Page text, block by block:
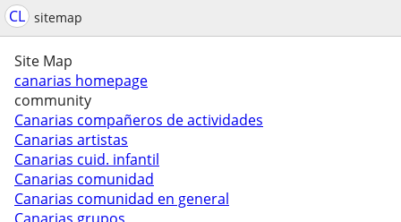
CL sitemap
Site Map
canarias homepage
community
Canarias compañeros de actividades
Canarias artistas
Canarias cuid. infantil
Canarias comunidad
Canarias comunidad en general